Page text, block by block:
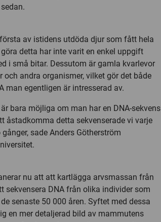
av istidens utdöda djur som fått hela
detta har inte varit en enkel uppgift
i små bitar. Dessutom är gamla kvarlevor
andra organismer, vilket gör det både
man egentligen är intresserad av.
bara möjliga om man har en DNA-sekvens
åstadkomma detta sekvenserade vi varje
sade Anders Götherström
nu att att kartlägga arvsmassan från
sekvensera DNA från olika individer som
senaste 50 000 åren. Syftet med dessa
en mer detaljerad bild av mammutens